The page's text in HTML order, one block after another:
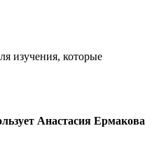
изучения, которые
Анастасия Ермакова